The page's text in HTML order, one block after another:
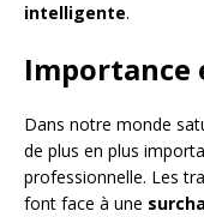
intelligente.
Importance
Dans notre monde
de plus en plus
professionnelle. Les
font face à une